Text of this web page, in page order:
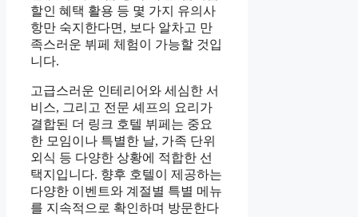
할인 혜택 활용 등 몇 가지 유의사
항만 숙지한다면, 보다 알차고 만
족스러운 뷔페 체험이 가능할 것입
니다.
고급스러운 인테리어와 세심한 서
비스, 그리고 전문 셰프의 요리가
결합된 더 링크 호텔 뷔페는 중요
한 모임이나 특별한 날, 가족 단위
외식 등 다양한 상황에 적합한 선
택지입니다. 향후 호텔이 제공하는
다양한 이벤트와 계절별 특별 메뉴
를 지속적으로 확인하며 방문한다